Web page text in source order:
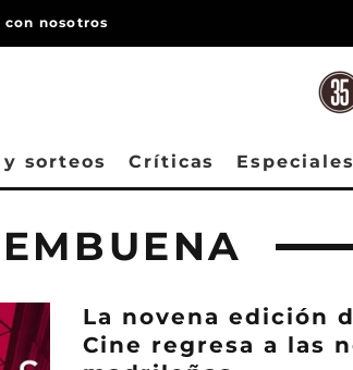
con nosotros
sorteos Críticas Especiales
La novena edición
Cine regresa a las